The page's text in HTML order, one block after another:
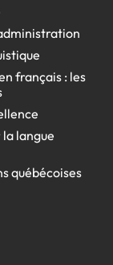
français : les
langue
québécoises